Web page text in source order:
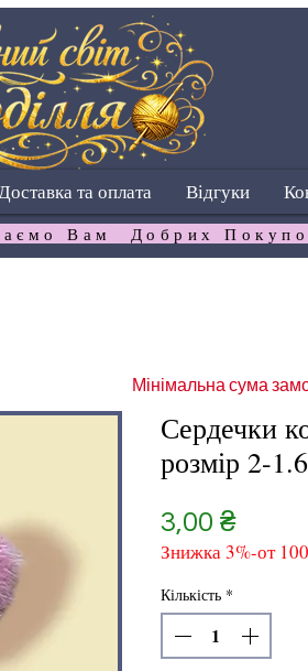
та оплата Відгуки
Вам  Добрих
Сердечки
розмір 2-
3,00 ₴Ціна
Знижка 3%-от
Кількість *
Мінімальна сума